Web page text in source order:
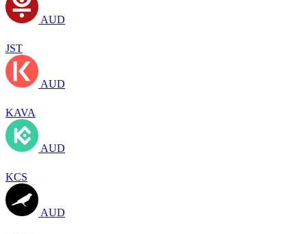
AUD
JST
AUD
KAVA
AUD
KCS
AUD